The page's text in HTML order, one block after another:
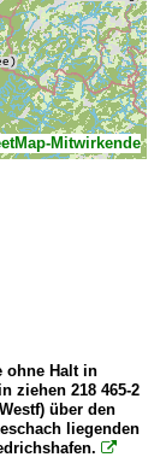
Mitwirkende
ohne Halt in
ziehen 218 465-2
über den
liegenden
